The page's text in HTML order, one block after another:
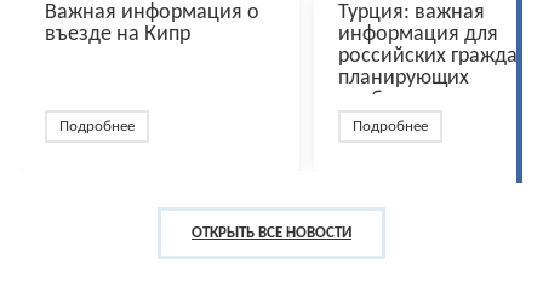
Важная информация о
въезде на Кипр
Подробнее
Турция: важная
информация для
российских граждан,
планирующих
пребывание в стране
Подробнее
ОТКРЫТЬ ВСЕ НОВОСТИ